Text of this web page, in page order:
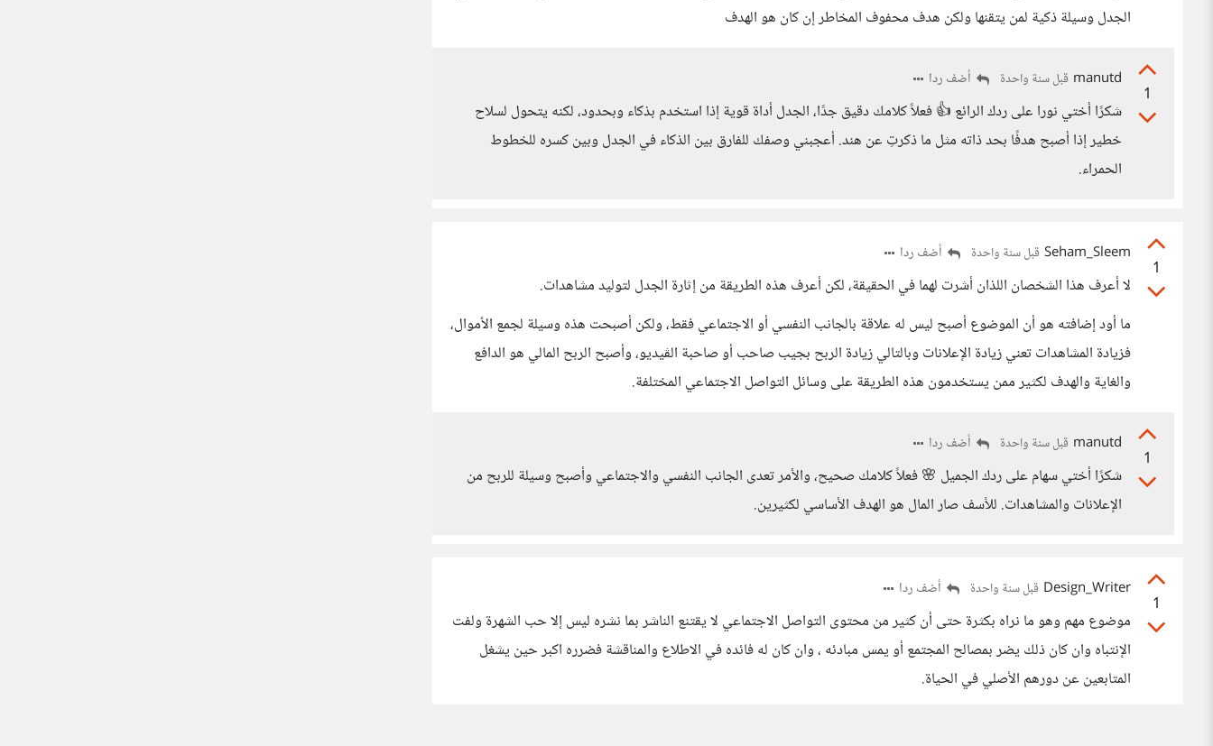
الجدل وسيلة ذكية لمن يتقنها ولكن هدف محفوف المخاطر إن كان هو الهدف
1
manutd قبل سنة واحدة أضف ردا
شكرًا أختي نورا على ردك الرائع 👍 فعلاً كلامك دقيق جدًا، الجدل أداة قوية إذا استخدم بذكاء وبحدود، لكنه يتحول لسلاح
خطير إذا أصبح هدفًا بحد ذاته مثل ما ذكرتِ عن هند. أعجبني وصفك للفارق بين الذكاء في الجدل وبين كسره للخطوط
الحمراء.
1
Seham_Sleem قبل سنة واحدة أضف ردا
لا أعرف هذا الشخصان اللذان أشرت لهما في الحقيقة، لكن أعرف هذه الطريقة من إثارة الجدل لتوليد مشاهدات.
ما أود إضافته هو أن الموضوع أصبح ليس له علاقة بالجانب النفسي أو الاجتماعي فقط، ولكن أصبحت هذه وسيلة لجمع الأموال،
فزيادة المشاهدات تعني زيادة الإعلانات وبالتالي زيادة الربح بجيب صاحب أو صاحبة الڤيديو، وأصبح الربح المالي هو الدافع
والغاية والهدف لكثير ممن يستخدمون هذه الطريقة على وسائل التواصل الاجتماعي المختلفة.
1
manutd قبل سنة واحدة أضف ردا
شكرًا أختي سهام على ردك الجميل 🌸 فعلاً كلامك صحيح، والأمر تعدى الجانب النفسي والاجتماعي وأصبح وسيلة للربح من
الإعلانات والمشاهدات. للأسف صار المال هو الهدف الأساسي لكثيرين.
1
Design_Writer قبل سنة واحدة أضف ردا
موضوع مهم وهو ما نراه بكثرة حتى أن كثير من محتوى التواصل الاجتماعي لا يقتنع الناشر بما نشره ليس إلا حب الشهرة ولفت
الإنتباه وان كان ذلك يضر بمصالح المجتمع أو يمس مبادئه ، وان كان له فائده في الاطلاع والمناقشة فضرره اكبر حين يشغل
المتابعين عن دورهم الأصلي في الحياة.